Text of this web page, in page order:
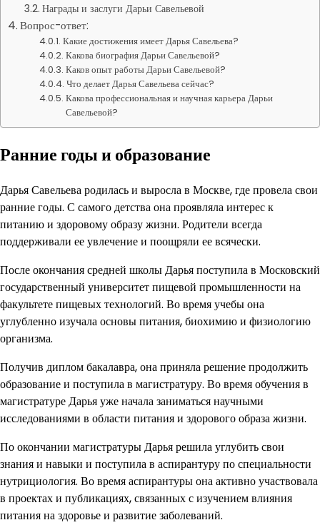
Награды и заслуги Дарьи Савельевой
Вопрос-ответ:
Какие достижения имеет Дарья Савельева?
Какова биография Дарьи Савельевой?
Каков опыт работы Дарьи Савельевой?
Что делает Дарья Савельева сейчас?
Какова профессиональная и научная карьера Дарьи
Савельевой?
Ранние годы и образование
Дарья Савельева родилась и выросла в Москве, где провела свои
ранние годы. С самого детства она проявляла интерес к
питанию и здоровому образу жизни. Родители всегда
поддерживали ее увлечение и поощряли ее всячески.
После окончания средней школы Дарья поступила в Московский
государственный университет пищевой промышленности на
факультете пищевых технологий. Во время учебы она
углубленно изучала основы питания, биохимию и физиологию
организма.
Получив диплом бакалавра, она приняла решение продолжить
образование и поступила в магистратуру. Во время обучения в
магистратуре Дарья уже начала заниматься научными
исследованиями в области питания и здорового образа жизни.
По окончании магистратуры Дарья решила углубить свои
знания и навыки и поступила в аспирантуру по специальности
нутрициология. Во время аспирантуры она активно участвовала
в проектах и публикациях, связанных с изучением влияния
питания на здоровье и развитие заболеваний.